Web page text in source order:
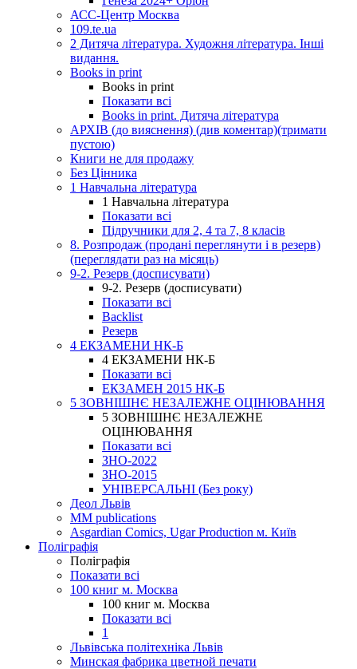
АСС-Центр Москва
109.te.ua
2 Дитяча література. Художня література. Інші
видання.
Books in print
Books in print
Показати всі
Books in print. Дитяча література
АРХІВ (до вияснення) (див коментар)(тримати
пустою)
Книги не для продажу
Без Цінника
1 Навчальна література
1 Навчальна література
Показати всі
Підручники для 2, 4 та 7, 8 класів
8. Розпродаж (продані переглянути і в резерв)
(переглядати раз на місяць)
9-2. Резерв (досписувати)
9-2. Резерв (досписувати)
Показати всі
Backlist
Резерв
4 ЕКЗАМЕНИ НК-Б
4 ЕКЗАМЕНИ НК-Б
Показати всі
ЕКЗАМЕН 2015 НК-Б
5 ЗОВНІШНЄ НЕЗАЛЕЖНЕ ОЦІНЮВАННЯ
5 ЗОВНІШНЄ НЕЗАЛЕЖНЕ
ОЦІНЮВАННЯ
Показати всі
ЗНО-2022
ЗНО-2015
УНІВЕРСАЛЬНІ (Без року)
Деол Львів
MM publications
Asgardian Comics, Ugar Production м. Київ
Поліграфія
Поліграфія
Показати всі
100 книг м. Москва
100 книг м. Москва
Показати всі
1
Львівська політехніка Львів
Минская фабрика цветной печати